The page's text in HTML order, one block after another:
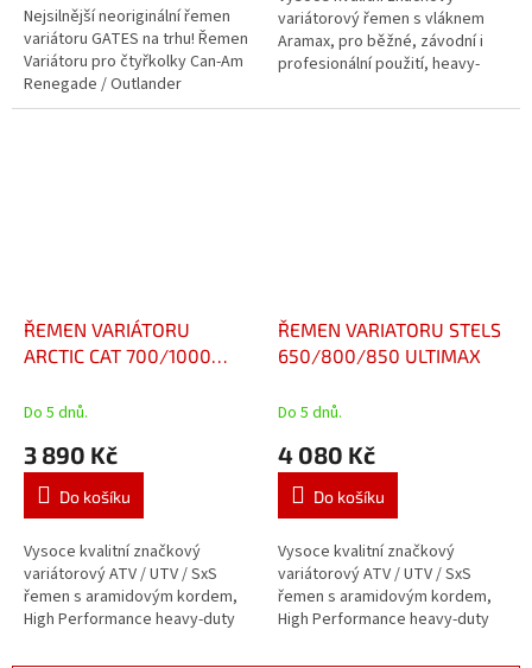
Nejsilnější neoriginální řemen
variátoru GATES na trhu! Řemen
Variátoru pro čtyřkolky Can-Am
Renegade / Outlander
400/500/570/650/800/850/1000
hvězdiček.
variátorový řemen s vláknem
Aramax, pro běžné, závodní i
profesionální použití, heavy-
zatížení, nízké pnutí a
ŘEMEN VARIÁTORU
ARCTIC CAT 700/1000
Do 5 dnů.
3 890 Kč
Do košíku
Vysoce kvalitní značkový
variátorový ATV / UTV / SxS
řemen s aramidovým kordem,
High Performance heavy-duty
ŘEMEN VARIATORU STELS
650/800/850 ULTIMAX
Do 5 dnů.
4 080 Kč
Do košíku
Vysoce kvalitní značkový
variátorový ATV / UTV / SxS
řemen s aramidovým kordem,
High Performance heavy-duty